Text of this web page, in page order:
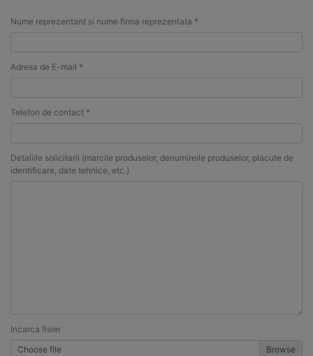
Nume reprezentant si nume firma reprezentata *
Adresa de E-mail *
Telefon de contact *
Detaliile solicitarii (marcile produselor, denumireile produselor, placute de
identificare, date tehnice, etc.)
Incarca fisier
Choose file